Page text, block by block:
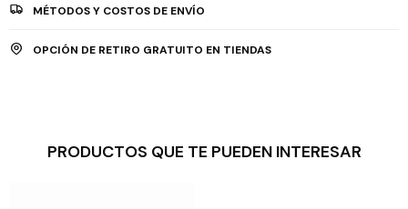
MÉTODOS Y COSTOS DE ENVÍO
OPCIÓN DE RETIRO GRATUITO EN TIENDAS
PRODUCTOS QUE TE PUEDEN INTERESAR